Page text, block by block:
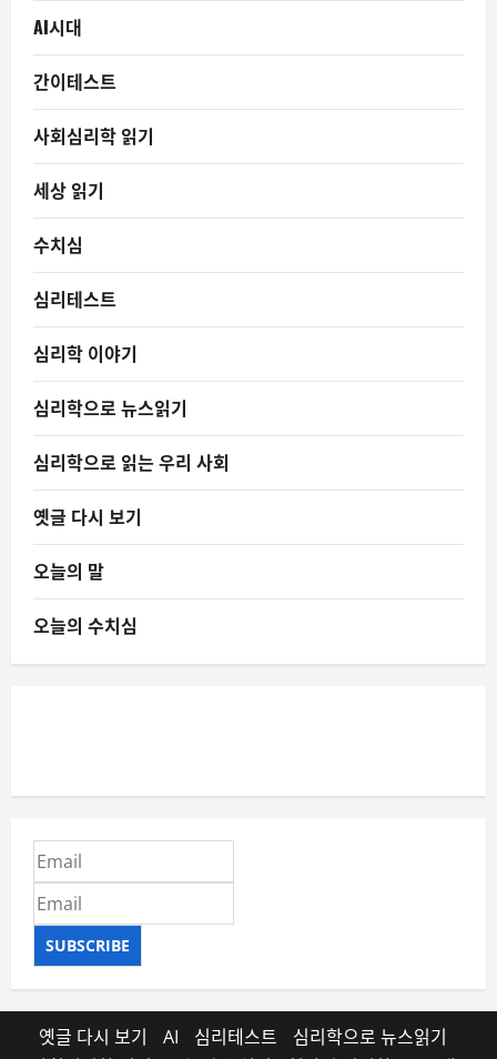
AI시대
간이테스트
사회심리학 읽기
세상 읽기
수치심
심리테스트
심리학 이야기
심리학으로 뉴스읽기
심리학으로 읽는 우리 사회
옛글 다시 보기
오늘의 말
오늘의 수치심
SUBSCRIBE
옛글 다시 보기 AI 심리테스트
심리학으로 뉴스읽기